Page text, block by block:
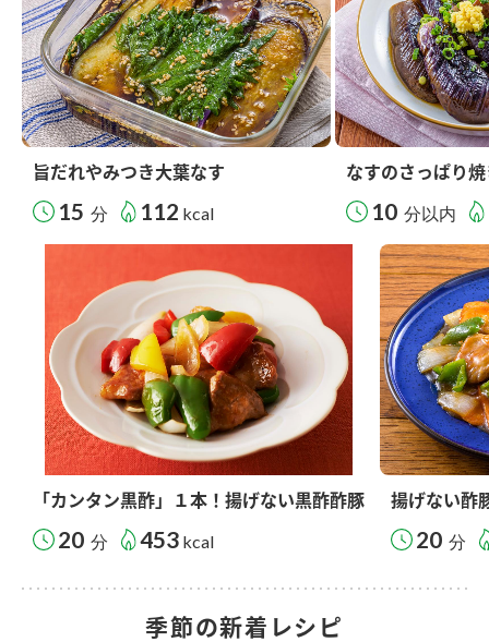
旨だれやみつき大葉なす
15 分 112 kcal
なすのさっぱり
10 分以内
「カンタン黒酢」１本！揚げない黒酢酢豚
20 分 453 kcal
揚げない酢
20 分
季節の新着レシピ